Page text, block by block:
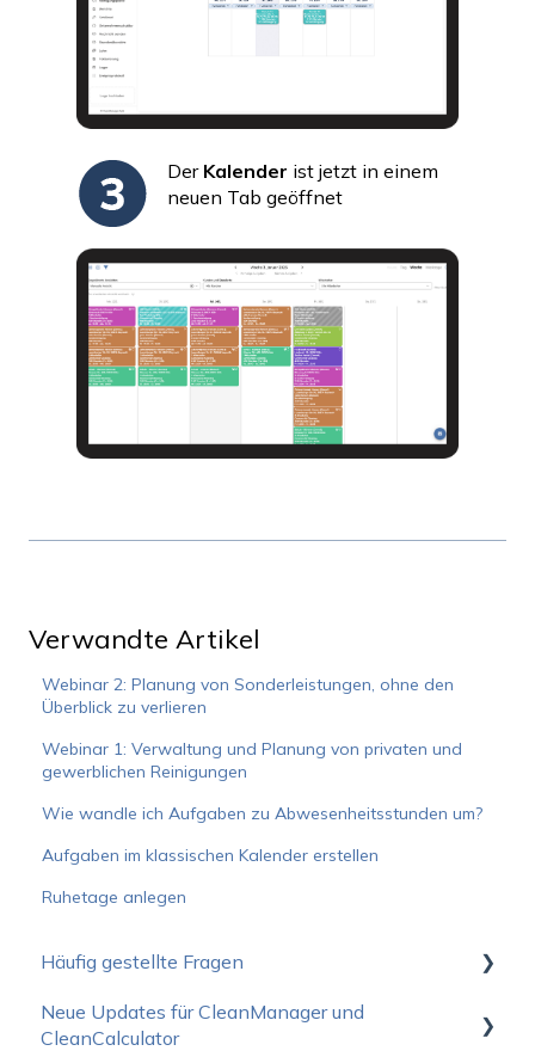
Der Kalender ist jetzt in einem
neuen Tab geöffnet
Verwandte Artikel
Webinar 2: Planung von Sonderleistungen, ohne den
Überblick zu verlieren
Webinar 1: Verwaltung und Planung von privaten und
gewerblichen Reinigungen
Wie wandle ich Aufgaben zu Abwesenheitsstunden um?
Aufgaben im klassischen Kalender erstellen
Ruhetage anlegen
Häufig gestellte Fragen
Wie fange ich am Besten an?
Neue Updates für CleanManager und
CleanCalculator